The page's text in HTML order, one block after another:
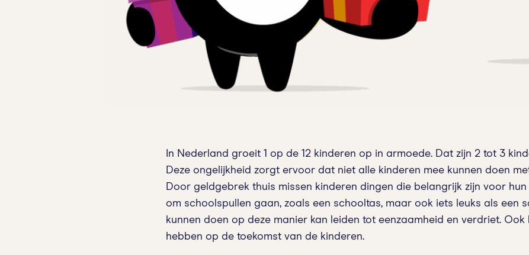
In Nederland groeit 1 op de 12 kinderen op in armoede. Dat zijn 2 tot 3
Deze ongelijkheid zorgt ervoor dat niet alle kinderen mee kunnen doen
Door geldgebrek thuis missen kinderen dingen die belangrijk zijn voor hun
om schoolspullen gaan, zoals een schooltas, maar ook iets leuks als een
kunnen doen op deze manier kan leiden tot eenzaamheid en verdriet.
hebben op de toekomst van de kinderen.